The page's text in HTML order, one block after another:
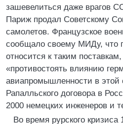
зашевелиться даже врагов
Париж продал Советскому
самолетов. Французское
сообщало своему МИДу, что
относится к таким
«противостоять влиянию
авиапромышленности в этой
Рапалльского договора в
2000 немецких инженеров и
Во время рурского кризиса